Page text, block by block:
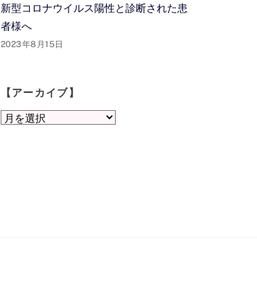
新型コロナウイルス陽性と診断された患
者様へ
2023年8月15日
【アーカイブ】
【ア